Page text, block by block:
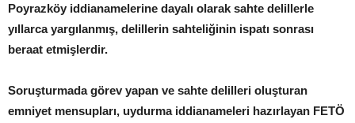
Poyrazköy iddianamelerine dayalı olarak sahte delillerle
yıllarca yargılanmış, delillerin sahteliğinin ispatı sonrası
beraat etmişlerdir.
Soruşturmada görev yapan ve sahte delilleri oluşturan
emniyet mensupları, uydurma iddianameleri hazırlayan FETÖ